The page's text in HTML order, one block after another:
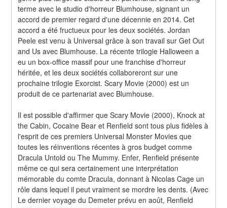
terme avec le studio d'horreur Blumhouse, signant un
accord de premier regard d'une décennie en 2014. Cet
accord a été fructueux pour les deux sociétés. Jordan
Peele est venu à Universal grâce à son travail sur Get Out
and Us avec Blumhouse. La récente trilogie Halloween a
eu un box-office massif pour une franchise d'horreur
héritée, et les deux sociétés collaboreront sur une
prochaine trilogie Exorcist. Scary Movie (2000) est un
produit de ce partenariat avec Blumhouse.
Il est possible d'affirmer que Scary Movie (2000), Knock at
the Cabin, Cocaine Bear et Renfield sont tous plus fidèles à
l'esprit de ces premiers Universal Monster Movies que
toutes les réinventions récentes à gros budget comme
Dracula Untold ou The Mummy. Enfer, Renfield présente
même ce qui sera certainement une interprétation
mémorable du comte Dracula, donnant à Nicolas Cage un
rôle dans lequel il peut vraiment se mordre les dents. (Avec
Le dernier voyage du Demeter prévu en août, Renfield